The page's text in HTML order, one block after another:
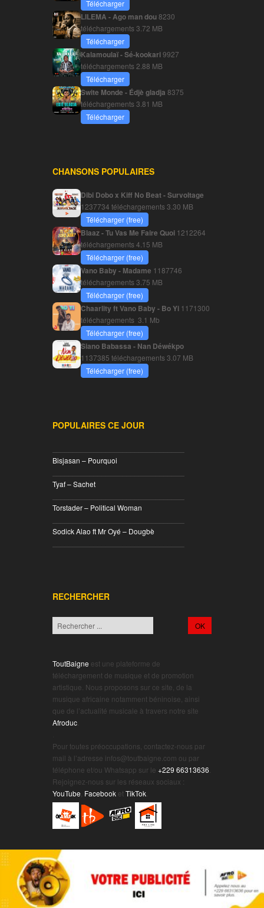
Télécharger
LILEMA - Ago man dou8230
téléchargements3.72 MB
Télécharger
Kalamoulaï - Sé-kookari9927
téléchargements 2.88 MB
Télécharger
Swite Monde - Édjè gladja 8375
téléchargements3.81 MB
Télécharger
CHANSONS POPULAIRES
Dibi Dobo x Kiff No Beat - Survoltage
1237734 téléchargements3.30 MB
Télécharger (free)
Blaaz - Tu Vas Me Faire Quoi 1212264
téléchargements4.15 MB
Télécharger (free)
Vano Baby - Madame 1187746
téléchargements3.75 MB
Télécharger (free)
Chaarlity ft Vano Baby - Bo Yi 1171300
téléchargements 3.1 Mb
Télécharger (free)
Siano Babassa - Nan Déwékpo
1137385 téléchargements3.07 MB
Télécharger (free)
POPULAIRES CE JOUR
Bisjasan – Pourquoi
Tyaf – Sachet
Torstader – Political Woman
Sodick Alao ft Mr Oyé – Dougbè
RECHERCHER
ToutBaigne est une plateforme de
téléchargement de musique et de promotion
artistique. Nous proposons sur ce site, de la
musique africaine notamment béninoise, ainsi
que de l’actualité musicale à travers notre site
Afroduc
Pour toutes préoccupations, contactez-nous par
mail à l’adresse infos@toutbaigne.com ou par
téléphone et/ou Whatsapp sur le +229 66313636
Rejoignez-nous sur les réseaux sociaux :
YouTube Facebook etTikTok